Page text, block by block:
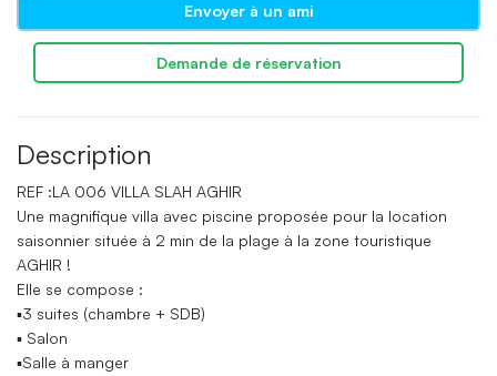
Envoyer à un ami
Demande de réservation
Description
REF :LA 006 VILLA SLAH AGHIR
Une magnifique villa avec piscine proposée pour la location
saisonnier située à 2 min de la plage à la zone touristique
AGHIR !
Elle se compose :
▪️3 suites (chambre + SDB)
▪️ Salon
▪️Salle à manger